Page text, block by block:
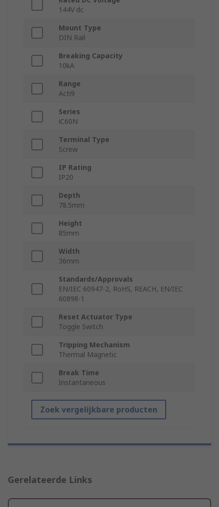
144V dc
Mount Type
DIN Rail
Breaking Capacity
10kA
Range
Acti9
Series
iC60N
Terminal Type
Screw
IP Rating
IP20
Depth
78.5mm
Height
85mm
Width
36mm
Standards/Approvals
EN/IEC 60947-2, RoHS, REACH, EN/IEC
60898-1
Reset Actuator Type
Toggle Switch
Tripping Mechanism
Thermal Magnetic
Break Time
Instantaneous
Zoek vergelijkbare producten
Gerelateerde Links